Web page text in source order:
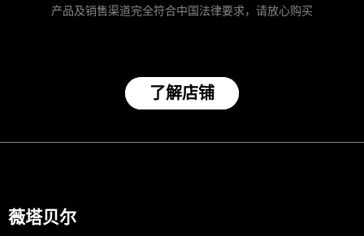
产品及销售渠道完全符合中国法律要求，请放心购买
了解店铺
薇塔贝尔